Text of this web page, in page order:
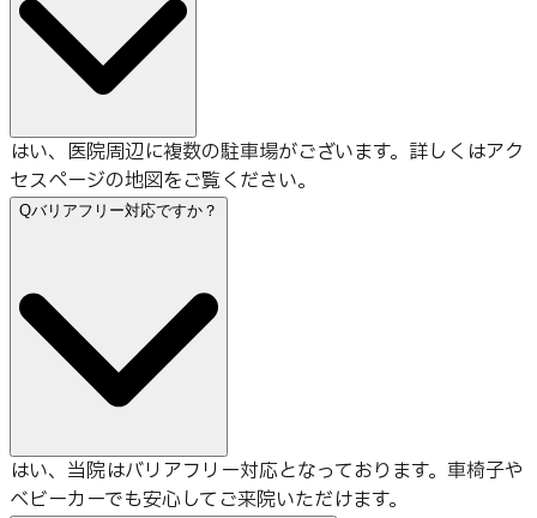
はい、医院周辺に複数の駐車場がございます。詳しくはアク
セスページの地図をご覧ください。
Qバリアフリー対応ですか？
はい、当院はバリアフリー対応となっております。車椅子や
ベビーカーでも安心してご来院いただけます。